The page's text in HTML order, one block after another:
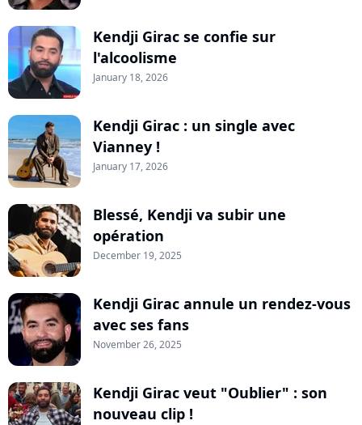
Kendji Girac se confie sur
l'alcoolisme
January 18, 2026
Kendji Girac : un single avec
Vianney !
January 17, 2026
Blessé, Kendji va subir une
opération
December 19, 2025
Kendji Girac annule un rendez-vous
avec ses fans
November 26, 2025
Kendji Girac veut "Oublier" : son
nouveau clip !